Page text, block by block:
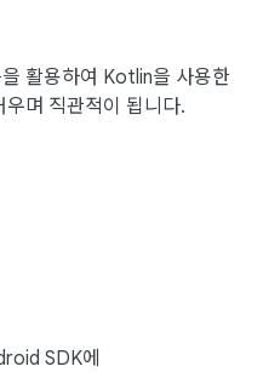
활용하여 Kotlin을 사용한
며 직관적이 됩니다.
SDK에